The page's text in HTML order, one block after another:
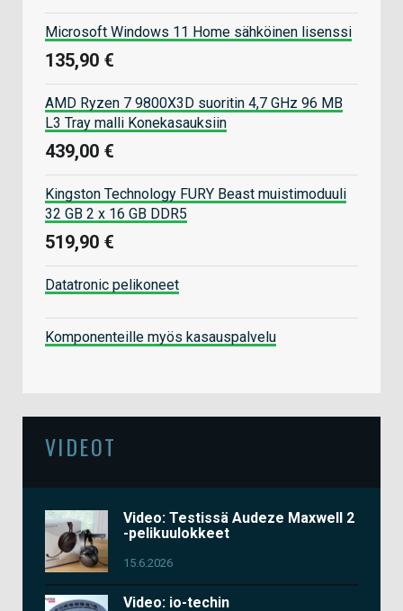
Microsoft Windows 11 Home sähköinen lisenssi
135,90 €
AMD Ryzen 7 9800X3D suoritin 4,7 GHz 96 MB
L3 Tray malli Konekasauksiin
439,00 €
Kingston Technology FURY Beast muistimoduuli
32 GB 2 x 16 GB DDR5
519,90 €
Datatronic pelikoneet
Komponenteille myös kasauspalvelu
VIDEOT
Video: Testissä Audeze Maxwell 2
-pelikuulokkeet
15.6.2026
Video: io-techin